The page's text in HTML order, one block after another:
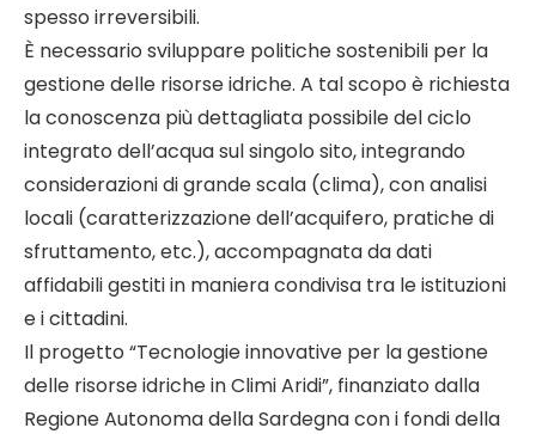
spesso irreversibili.
È necessario sviluppare politiche sostenibili per la
gestione delle risorse idriche. A tal scopo è richiesta
la conoscenza più dettagliata possibile del ciclo
integrato dell’acqua sul singolo sito, integrando
considerazioni di grande scala (clima), con analisi
locali (caratterizzazione dell’acquifero, pratiche di
sfruttamento, etc.), accompagnata da dati
affidabili gestiti in maniera condivisa tra le istituzioni
e i cittadini.
Il progetto “Tecnologie innovative per la gestione
delle risorse idriche in Climi Aridi”, finanziato dalla
Regione Autonoma della Sardegna con i fondi della